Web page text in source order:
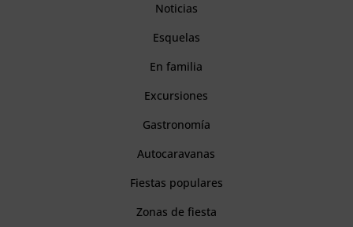
Noticias
Esquelas
En familia
Excursiones
Gastronomía
Autocaravanas
Fiestas populares
Zonas de fiesta